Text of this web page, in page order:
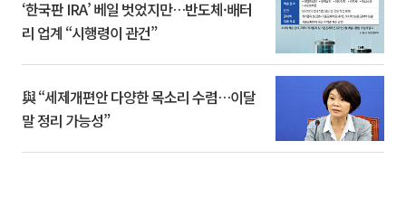
‘한국판 IRA’ 베일 벗었지만…반도체·배터
리 업계 “시행령이 관건”
與 “세제개편안 다양한 목소리 수렴…이달
말 정리 가능성”